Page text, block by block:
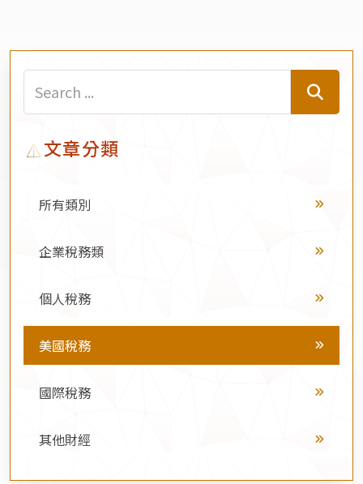
文章分類
所有類別
企業稅務類
個人稅務
美國稅務
國際稅務
其他財經